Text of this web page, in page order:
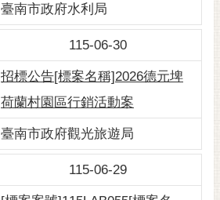
臺南市政府水利局
115-06-30
招標公告[標案名稱]2026德元埤
荷蘭村園區行銷活動案
臺南市政府觀光旅遊局
115-06-29